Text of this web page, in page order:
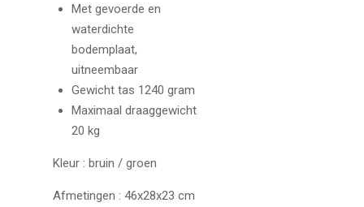
Met gevoerde en
waterdichte
bodemplaat,
uitneembaar
Gewicht tas 1240 gram
Maximaal draaggewicht
20 kg
Kleur : bruin / groen
Afmetingen : 46x28x23 cm